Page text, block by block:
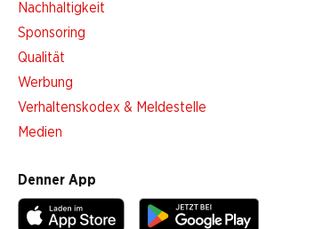
Nachhaltigkeit
Sponsoring
Qualität
Werbung
Verhaltenskodex & Meldestelle
Medien
Denner App